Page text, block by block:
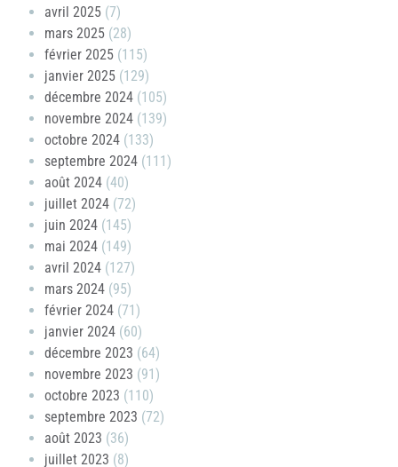
avril 2025 (7)
mars 2025 (28)
février 2025 (115)
janvier 2025 (129)
décembre 2024 (105)
novembre 2024 (139)
octobre 2024 (133)
septembre 2024 (111)
août 2024 (40)
juillet 2024 (72)
juin 2024 (145)
mai 2024 (149)
avril 2024 (127)
mars 2024 (95)
février 2024 (71)
janvier 2024 (60)
décembre 2023 (64)
novembre 2023 (91)
octobre 2023 (110)
septembre 2023 (72)
août 2023 (36)
juillet 2023 (8)